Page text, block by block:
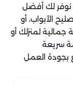
نوفر لك أفضل
الأبواب، أو
لمنزلك أو
سريعة
بجودة العمل